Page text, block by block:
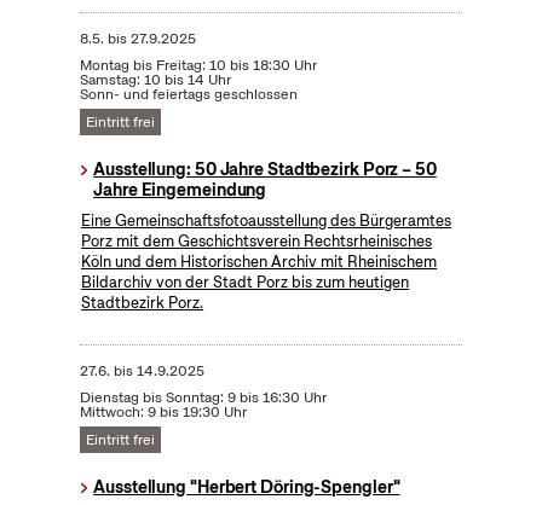
8.5. bis27.9.2025
Montag bis Freitag: 10 bis 18:30 Uhr
Samstag: 10 bis 14 Uhr
Sonn- und feiertags geschlossen
Eintritt frei
Ausstellung: 50 Jahre Stadtbezirk Porz – 50
Jahre Eingemeindung
Eine Gemeinschaftsfotoausstellung des Bürgeramtes
Porz mit dem Geschichtsverein Rechtsrheinisches
Köln und dem Historischen Archiv mit Rheinischem
Bildarchiv von der Stadt Porz bis zum heutigen
Stadtbezirk Porz.
27.6. bis14.9.2025
Dienstag bis Sonntag: 9 bis 16:30 Uhr
Mittwoch: 9 bis 19:30 Uhr
Eintritt frei
Ausstellung "Herbert Döring-Spengler"